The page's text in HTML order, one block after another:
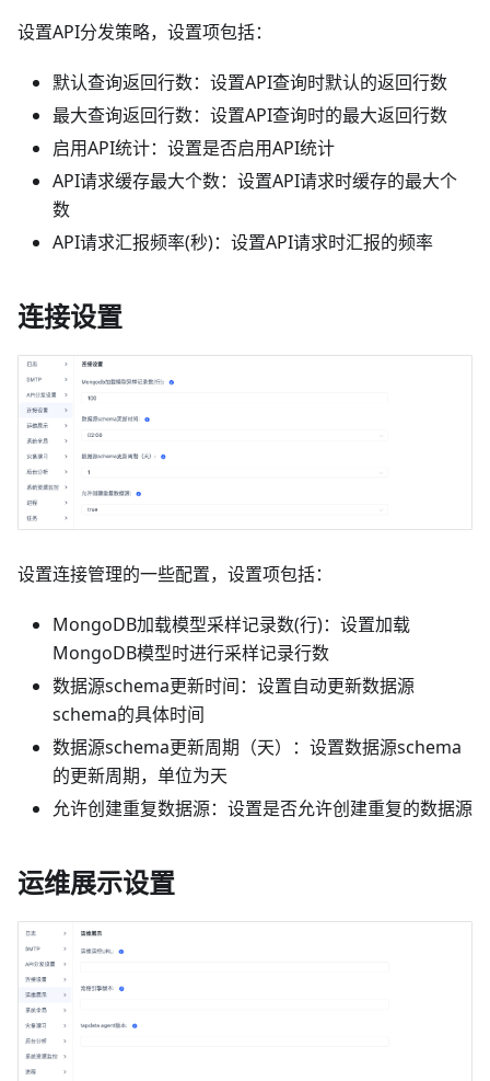
设置API分发策略，设置项包括：
默认查询返回行数：设置API查询时默认的返回行数
最大查询返回行数：设置API查询时的最大返回行数
启用API统计：设置是否启用API统计
API请求缓存最大个数：设置API请求时缓存的最大个
数
API请求汇报频率(秒)：设置API请求时汇报的频率
连接设置
设置连接管理的一些配置，设置项包括：
MongoDB加载模型采样记录数(行)：设置加载
MongoDB模型时进行采样记录行数
数据源schema更新时间：设置自动更新数据源
schema的具体时间
数据源schema更新周期（天）：设置数据源schema
的更新周期，单位为天
允许创建重复数据源：设置是否允许创建重复的数据源
运维展示设置